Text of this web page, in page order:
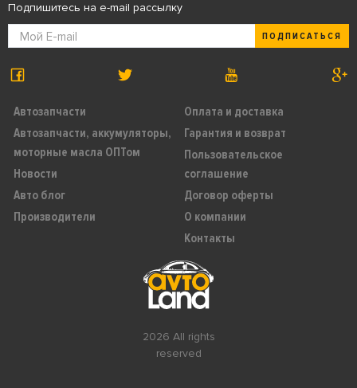
2026 All rights
reserved
Автозапчасти
Автозапчасти, аккумуляторы,
моторные масла ОПТом
Новости
Авто блог
Производители
Оплата и доставка
Гарантия и возврат
Пользовательское
соглашение
Договор оферты
О компании
Контакты
Подпишитесь на e-mail рассылку
ПОДПИСАТЬСЯ